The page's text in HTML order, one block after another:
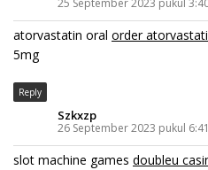
25 September 2023 pukul
atorvastatin oral order
5mg
Reply
Szkxzp
26 September 2023 pukul
slot machine games doubleu